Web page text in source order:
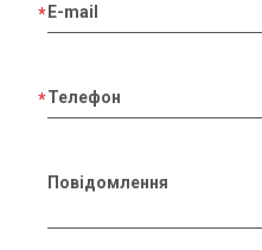
E-mail
Телефон
Повідомлення